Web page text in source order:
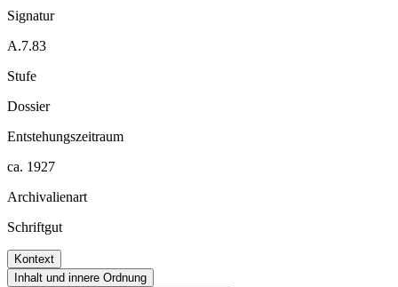
Signatur
A.7.83
Stufe
Dossier
Entstehungszeitraum
ca. 1927
Archivalienart
Schriftgut
Kontext
Inhalt und innere Ordnung